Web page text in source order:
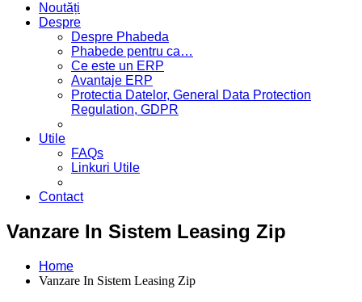
Noutăți
Despre
Despre Phabeda
Phabede pentru ca…
Ce este un ERP
Avantaje ERP
Protectia Datelor, General Data Protection
Regulation, GDPR
Utile
FAQs
Linkuri Utile
Contact
Vanzare In Sistem Leasing Zip
Home
Vanzare In Sistem Leasing Zip